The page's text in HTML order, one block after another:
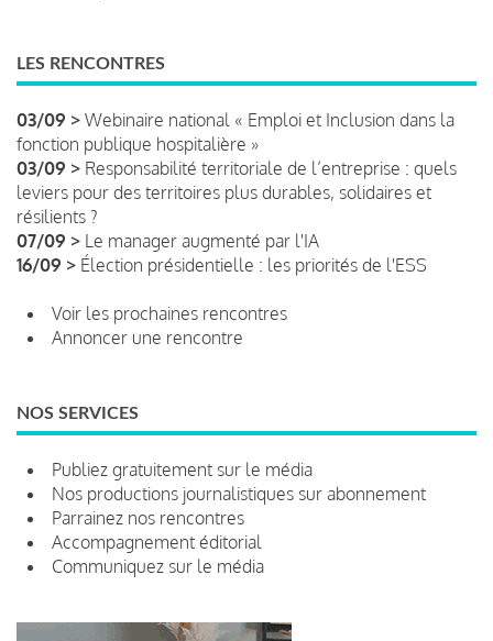
LES RENCONTRES
03/09 > Webinaire national « Emploi et Inclusion dans la
fonction publique hospitalière »
03/09 > Responsabilité territoriale de l’entreprise : quels
leviers pour des territoires plus durables, solidaires et
résilients ?
07/09 > Le manager augmenté par l'IA
16/09 > Élection présidentielle : les priorités de l'ESS
Voir les prochaines rencontres
Annoncer une rencontre
NOS SERVICES
Publiez gratuitement sur le média
Nos productions journalistiques sur abonnement
Parrainez nos rencontres
Accompagnement éditorial
Communiquez sur le média